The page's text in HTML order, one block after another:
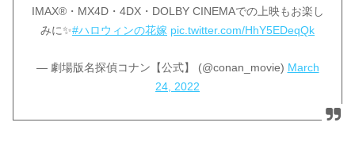
IMAX®・MX4D・4DX・DOLBY CINEMAでの上映もお楽し
みに✨#ハロウィンの花嫁 pic.twitter.com/HhY5EDeqQk
— 劇場版名探偵コナン【公式】 (@conan_movie) March
24, 2022